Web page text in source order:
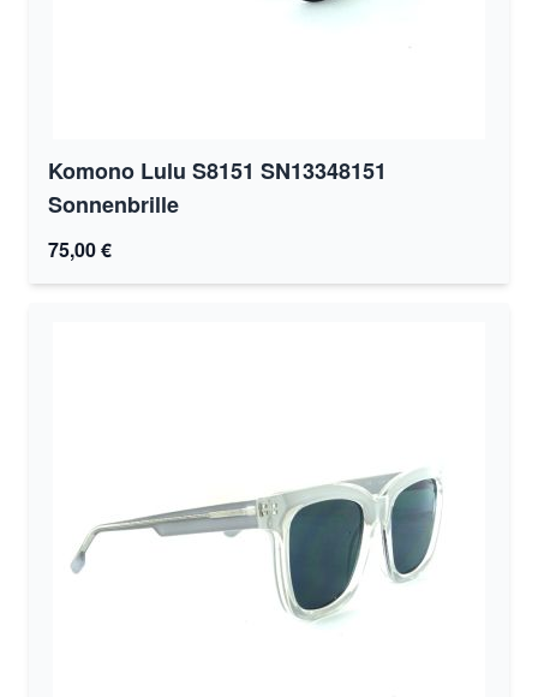
Komono Lulu S8151 SN13348151
Sonnenbrille
75,00 €